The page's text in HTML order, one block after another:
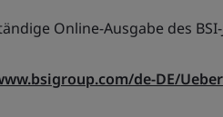
Online-Ausgabe des
de-DE/